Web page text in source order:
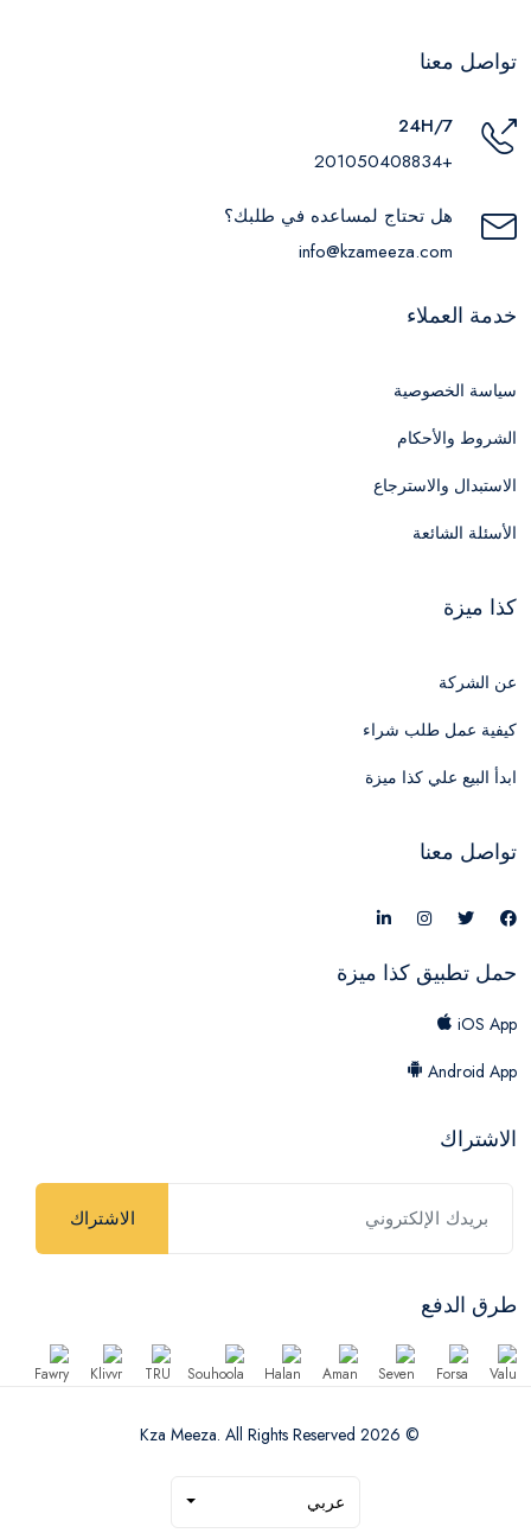
تواصل معنا
24H/7
+201050408834
هل تحتاج لمساعده في طلبك؟
info@kzameeza.com
خدمة العملاء
سياسة الخصوصية
الشروط والأحكام
الاستبدال والاسترجاع
الأسئلة الشائعة
كذا ميزة
عن الشركة
كيفية عمل طلب شراء
ابدأ البيع علي كذا ميزة
تواصل معنا
حمل تطبيق كذا ميزة
iOS App
Android App
الاشتراك
الاشتراك
طرق الدفع
© 2026 Kza Meeza. All Rights Reserved
عربي